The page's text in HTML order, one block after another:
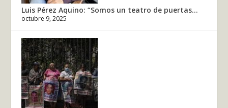
Luis Pérez Aquino: “Somos un teatro de puertas...
octubre 9, 2025